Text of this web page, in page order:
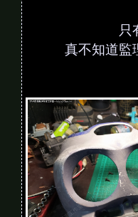
只
真不知道監